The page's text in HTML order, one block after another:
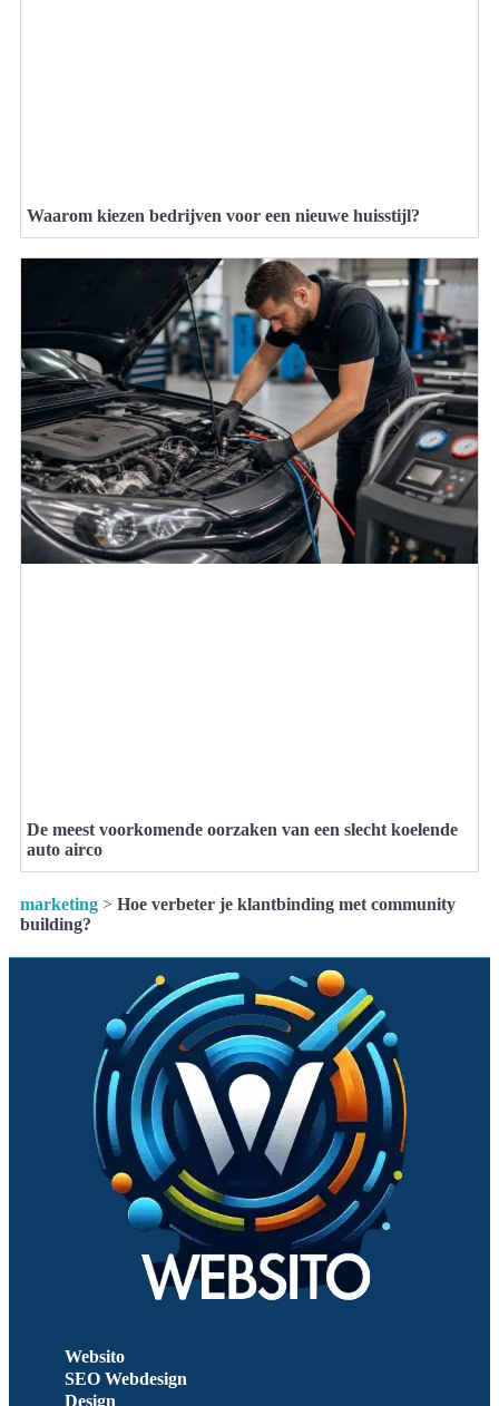
Waarom kiezen bedrijven voor een nieuwe huisstijl?
De meest voorkomende oorzaken van een slecht koelende
auto airco
marketing > Hoe verbeter je klantbinding met community
building?
Websito
SEO Webdesign
Design